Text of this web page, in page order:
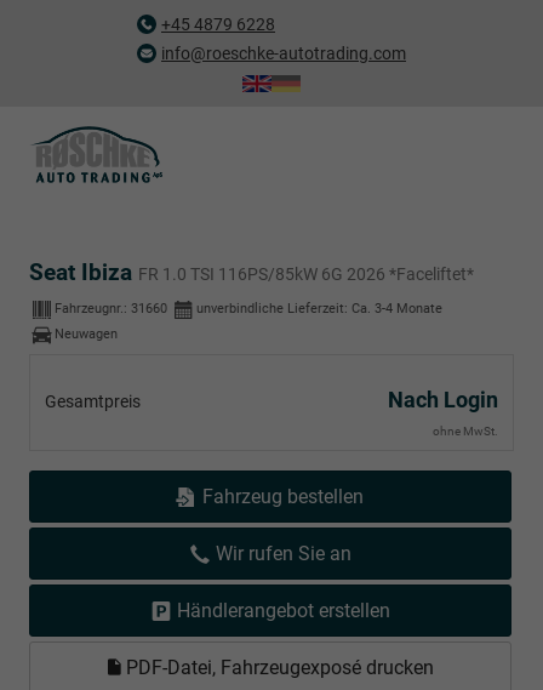
+45 4879 6228
info@roeschke-autotrading.com
Seat Ibiza FR 1.0 TSI 116PS/85kW 6G 2026 *Faceliftet*
Fahrzeugnr.: 31660
unverbindliche Lieferzeit: Ca. 3-4 Monate
Neuwagen
Gesamtpreis Nach Login
ohne MwSt.
Fahrzeug bestellen
Wir rufen Sie an
Händlerangebot erstellen
PDF-Datei, Fahrzeugexposé drucken